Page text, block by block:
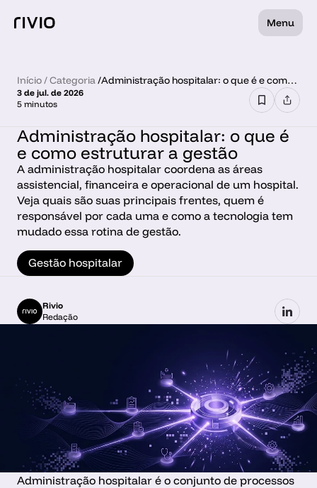
Menu
Início / Categoria /Administração hospitalar: o que é e como
Administração hospitalar: o que é
e como estruturar a gestão
A administração hospitalar coordena as áreas
assistencial, financeira e operacional de um hospital.
Veja quais são suas principais frentes, quem é
responsável por cada uma e como a tecnologia tem
mudado essa rotina de gestão.
Gestão hospitalar
Rivio
Redação
3 de jul. de 2026
5 minutos
Administração hospitalar é o conjunto de processos